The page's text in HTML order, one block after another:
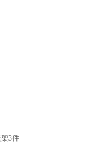
3件